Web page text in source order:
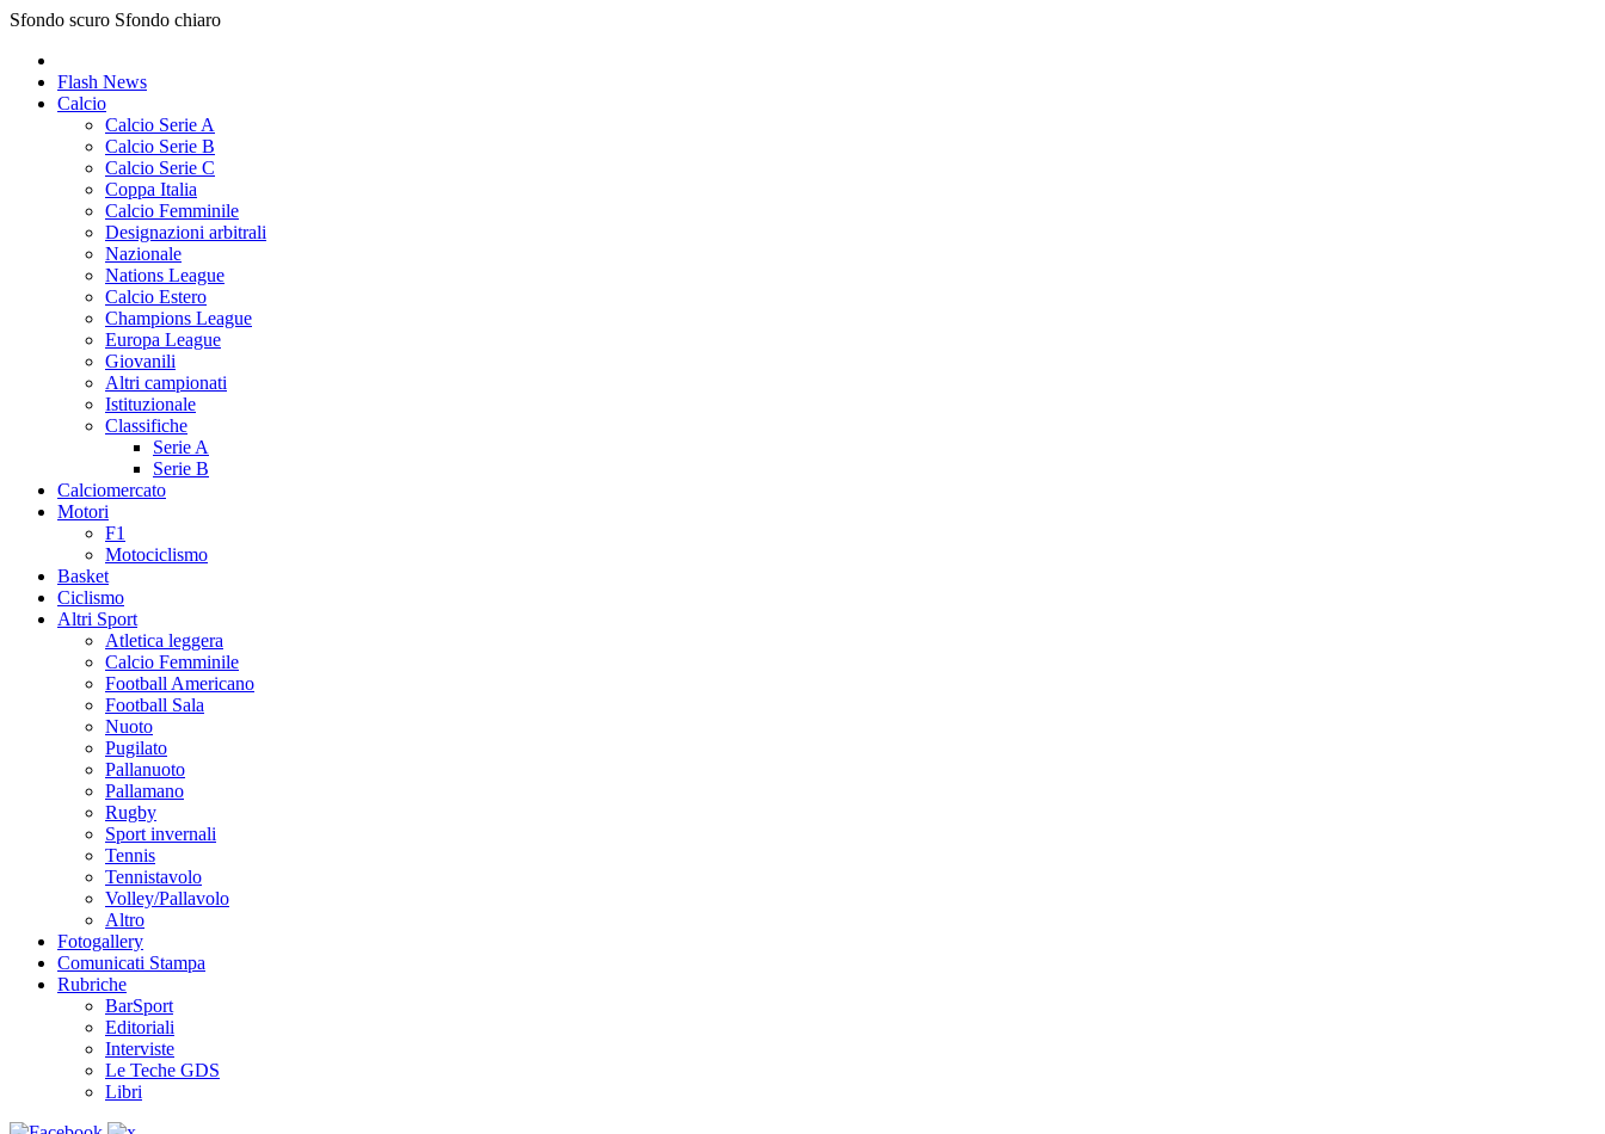
Sfondo scuro Sfondo chiaro
Flash News
Calcio
Calcio Serie A
Calcio Serie B
Calcio Serie C
Coppa Italia
Calcio Femminile
Designazioni arbitrali
Nazionale
Nations League
Calcio Estero
Champions League
Europa League
Giovanili
Altri campionati
Istituzionale
Classifiche
Serie A
Serie B
Calciomercato
Motori
F1
Motociclismo
Basket
Ciclismo
Altri Sport
Atletica leggera
Calcio Femminile
Football Americano
Football Sala
Nuoto
Pugilato
Pallanuoto
Pallamano
Rugby
Sport invernali
Tennis
Tennistavolo
Volley/Pallavolo
Altro
Fotogallery
Comunicati Stampa
Rubriche
BarSport
Editoriali
Interviste
Le Teche GDS
Libri